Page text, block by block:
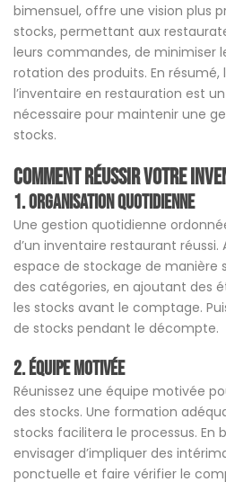
bimensuel, offre une vision plus
stocks, permettant aux
leurs commandes, de minimiser
rotation des produits. En
l’inventaire en restauration est
nécessaire pour maintenir une
stocks.
Comment réussir votre
1. Organisation quotidienne
Une gestion quotidienne
d’un inventaire restaurant réussi.
espace de stockage de
des catégories, en ajoutant des
les stocks avant le comptage.
de stocks pendant le décompte.
2. Équipe motivée
Réunissez une équipe motivée
des stocks. Une formation
stocks facilitera le processus. En
envisager d’impliquer des
ponctuelle et faire vérifier le